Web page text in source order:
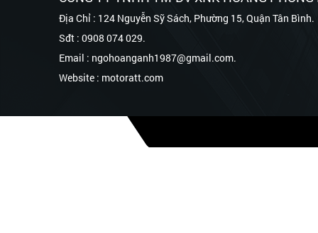
Địa Chỉ : 124 Nguyễn Sỹ Sách, Phường 15, Quận Tân Bình.
Sđt : 0908 074 029.
Email : ngohoanganh1987@gmail.com.
Website : motoratt.com